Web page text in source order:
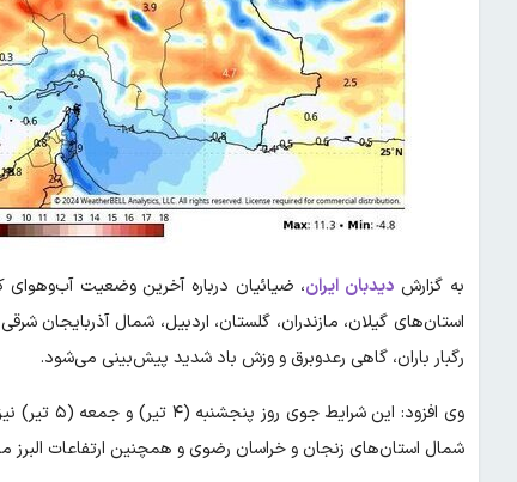
به گزارش دیدبان ایران، ضیائیان
استان‌های گیلان، مازندران، گلستان، اردبیل، شمال آذربایجان
رگبار باران، گاهی رعدوبرق و وزش باد شدید پیش‌بینی می‌شود.
وی افزود:
شمال استان‌های زنجان و خراسان رضوی و همچنین ارتفاعات البرز